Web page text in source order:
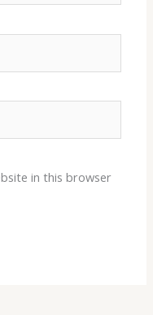
in this browser